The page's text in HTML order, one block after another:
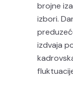
brojne
izbori.
izdvaja